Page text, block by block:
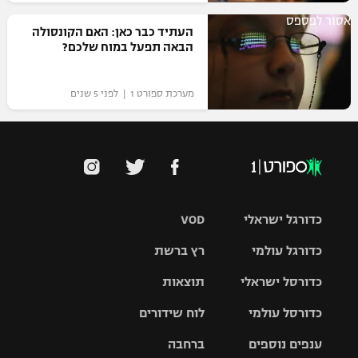
רשיון להקרנה פומבית לבית עסק
הצטרפות לחבילת הערוצים
לוח דרושים – ג'ובנט
המגזין
אסור לפספס
העתיד כבר כאן: האם הקונסולה
הבאה תפעל במוח שלכם?
מערכת ספורט 1 | לפני 5 שנים
VOD
רץ ברשת
תוצאות
לוח שידורים
ברחבה
כדורגל ישראלי
גביע הטוטו
כדורגל עולמי
האלופות
ליגה
כדורסל ישראלי
סל
כדורסל עולמי
ענפים נוספים